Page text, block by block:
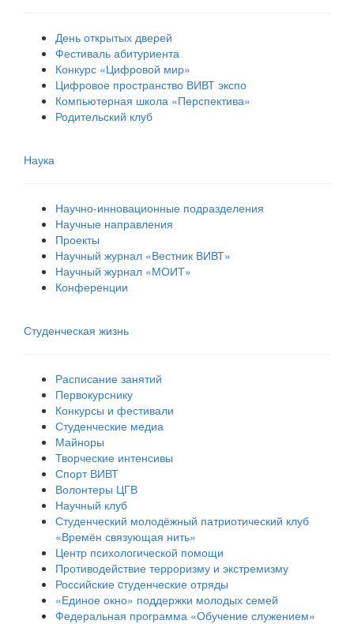
День открытых дверей
Фестиваль абитуриента
Конкурс «Цифровой мир»
Цифровое пространство ВИВТ экспо
Компьютерная школа «Перспектива»
Родительский клуб
Наука
Научно-инновационные подразделения
Научные направления
Проекты
Научный журнал «Вестник ВИВТ»
Научный журнал «МОИТ»
Конференции
Студенческая жизнь
Расписание занятий
Первокурснику
Конкурсы и фестивали
Студенческие медиа
Майноры
Творческие интенсивы
Спорт ВИВТ
Волонтеры ЦГВ
Научный клуб
Студенческий молодёжный патриотический клуб
«Времён связующая нить»
Центр психологической помощи
Противодействие терроризму и экстремизму
Российские cтуденческие отряды
«Единое окно» поддержки молодых семей
Федеральная программа «Обучение служением»